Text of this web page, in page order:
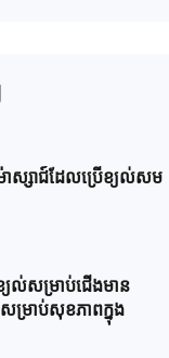
ាស្សាជ៍ដែលប្រើខ្យល់សម
យល់សម្រាប់ជើងមាន
ម្រាប់សុខភាពក្នុង